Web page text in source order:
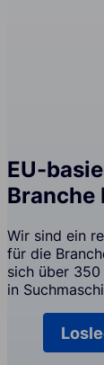
EU-
Branche
Wir sind ein
für die
sich über 350
in